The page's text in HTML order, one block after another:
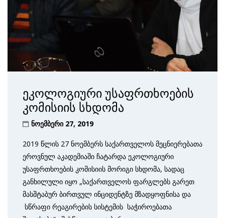
ეკოლოგიური უსაფრთხოების
კომისიის სხდომა
ნოემბერი 27, 2019
2019 წლის 27 ნოემბერს საქართველოს მეცნიერებათა
ეროვნულ აკადემიაში ჩატარდა ეკოლოგიური
უსაფრთხოების კომისიის მორიგი სხდომა, სადაც
განხილული იყო „საქართველოს ფარგლებს გარეთ
მასშტაბურ ბირთვულ ინციდენტზე მზადყოფნისა და
სწრაფი რეაგირების სისტემის საჭიროებათა